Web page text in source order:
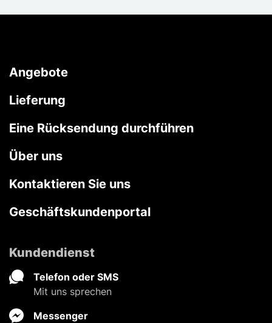
Angebote
Lieferung
Eine Rücksendung durchführen
Über uns
Kontaktieren Sie uns
Geschäftskundenportal
Kundendienst
Telefon oder SMS
Mit uns sprechen
Messenger